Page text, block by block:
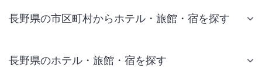
長野県の市区町村からホテル・旅館・宿を探す
長野県のホテル・旅館・宿を探す